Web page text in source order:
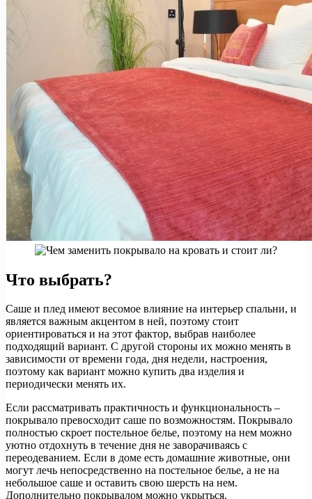
Что выбрать?
Саше и плед имеют весомое влияние на интерьер спальни, и
является важным акцентом в ней, поэтому стоит
ориентироваться и на этот фактор, выбрав наиболее
подходящий вариант. С другой стороны их можно менять в
зависимости от времени года, дня недели, настроения,
поэтому как вариант можно купить два изделия и
периодически менять их.
Если рассматривать практичность и функциональность –
покрывало превосходит саше по возможностям. Покрывало
полностью скроет постельное белье, поэтому на нем можно
уютно отдохнуть в течение дня не заворачиваясь с
переодеванием. Если в доме есть домашние животные, они
могут лечь непосредственно на постельное белье, а не на
небольшое саше и оставить свою шерсть на нем.
Дополнительно покрывалом можно укрыться.